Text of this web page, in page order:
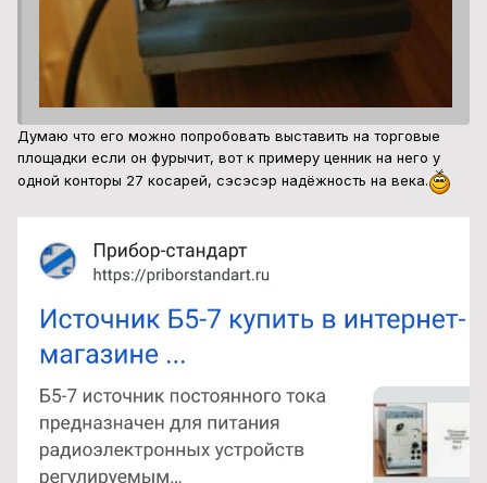
Думаю что его можно попробовать выставить на торговые
площадки если он фурычит, вот к примеру ценник на него у
одной конторы 27 косарей, сэсэсэр надёжность на века.